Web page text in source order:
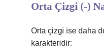
Orta Çizgi (-)
Orta çizgi ise daha
karakteridir: